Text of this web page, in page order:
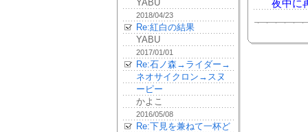
YABU
2018/04/23
Re:紅白の結果
YABU
2017/01/01
Re:石ノ森→ライダー→
ネオサイクロン→スヌ
ーピー
かよこ
2016/05/08
Re:下見を兼ねて一杯ど
夜中に